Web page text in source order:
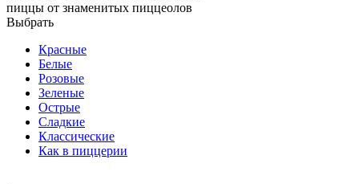
пиццы от знаменитых пиццеолов
Выбрать
Красные
Белые
Розовые
Зеленые
Острые
Сладкие
Классические
Как в пиццерии